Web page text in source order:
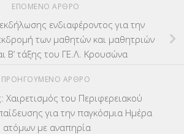
ΕΠΌΜΕΝΟ ΆΡΘΡΟ
ενδιαφέροντος για την
των μαθητών και μαθητριών
Β’ τάξης του ΓΕ.Λ. Κρουσώνα
ΠΡΟΗΓΟΎΜΕΝΟ ΆΡΘΡΟ
Χαιρετισμός του Περιφερειακού
για την παγκόσμια Ημέρα
ατόμων με αναπηρία